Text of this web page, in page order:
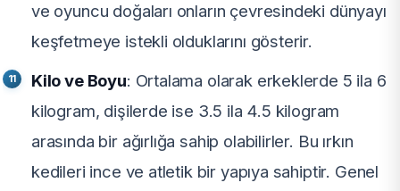
ve oyuncu doğaları onların çevresindeki dünyayı
keşfetmeye istekli olduklarını gösterir.
Kilo ve Boyu: Ortalama olarak erkeklerde 5 ila 6
kilogram, dişilerde ise 3.5 ila 4.5 kilogram
arasında bir ağırlığa sahip olabilirler. Bu ırkın
kedileri ince ve atletik bir yapıya sahiptir. Genel